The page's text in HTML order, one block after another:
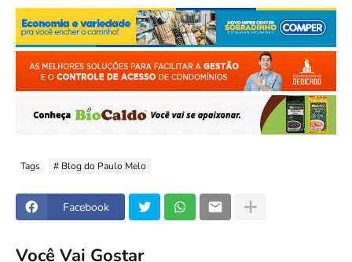
Tags # Blog do Paulo Melo
Facebook
Você Vai Gostar